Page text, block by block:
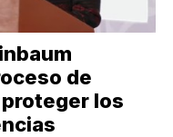
de
los